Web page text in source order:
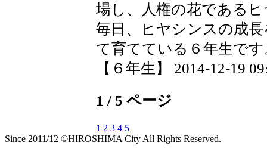
場し、人権の花である
毎日、ヒヤシンスの成
て育てている６年生です
【６年生】 2014-12-19
1 / 5 ページ
1 2 3 4 5
Since 2011/12 ©HIROSHIMA City All Rights Reserved.